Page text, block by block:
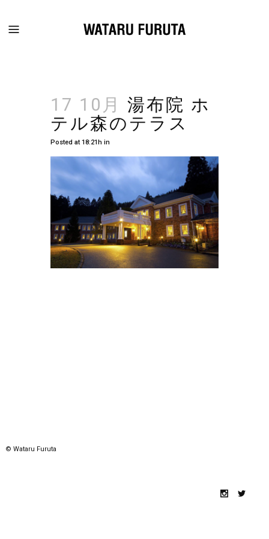
17 10月 湯布院 ホ
テル森のテラス
Posted at 18:21h in
© Wataru Furuta